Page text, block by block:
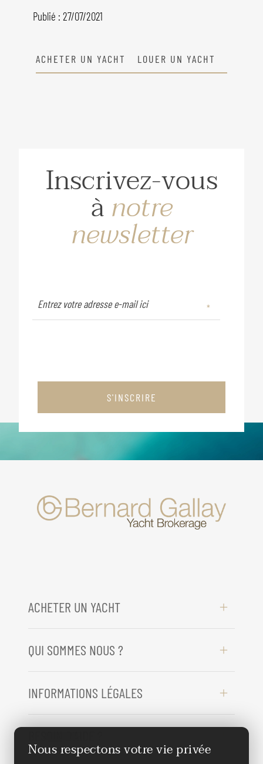
Publié : 27/07/2021
ACHETER UN YACHT LOUER UN YACHT
Inscrivez-vous
ànotre
newsletter
S'INSCRIRE
ACHETER UN YACHT
QUI SOMMES NOUS ?
INFORMATIONS LÉGALES
Nous respectons votre vie privée